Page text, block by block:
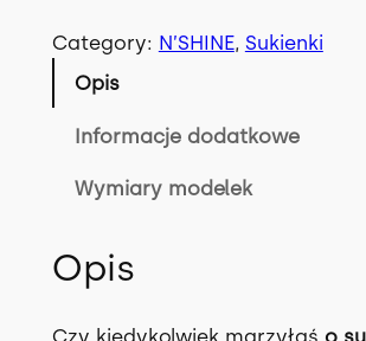
Category: N’SHINE, Sukienki
Opis
Informacje dodatkowe
Wymiary modelek
Opis
Czy kiedykolwiek marzyłaś o